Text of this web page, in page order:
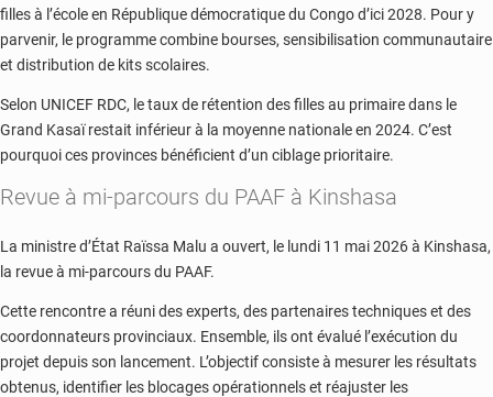
filles à l’école en République démocratique du Congod’ici 2028. Pour y
parvenir, le programme combine bourses, sensibilisation communautaire
et distribution de kits scolaires.
Selon UNICEF RDC, le taux de rétention des filles au primaire dans le
Grand Kasaï restait inférieur à la moyenne nationale en 2024. C’est
pourquoi ces provinces bénéficient d’un ciblage prioritaire.
Revue à mi-parcours du PAAF à Kinshasa
La ministre d’État Raïssa Malu a ouvert, le lundi 11 mai 2026 à Kinshasa,
la revue à mi-parcours du PAAF.
Cette rencontre a réuni des experts, des partenaires techniques et des
coordonnateurs provinciaux. Ensemble, ils ont évalué l’exécution du
projet depuis son lancement. L’objectif consiste à mesurer les résultats
obtenus, identifier les blocages opérationnels et réajuster les